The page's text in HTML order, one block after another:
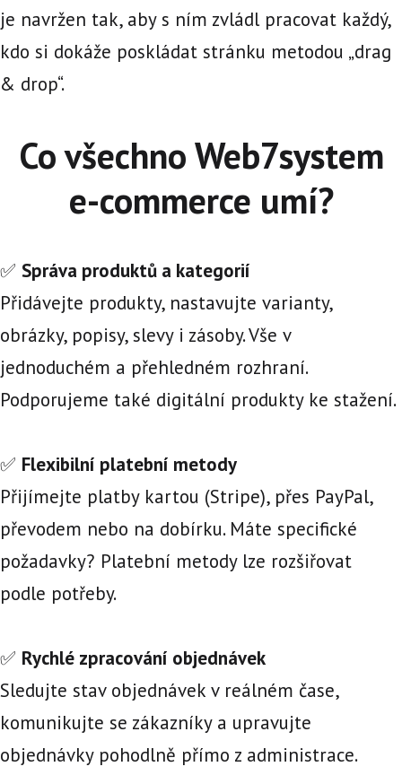
je navržen tak, aby s ním zvládl pracovat každý,
kdo si dokáže poskládat stránku metodou „drag
& drop“.
Co všechno Web7system
e-commerce umí?
✅ Správa produktů a kategorií
Přidávejte produkty, nastavujte varianty,
obrázky, popisy, slevy i zásoby. Vše v
jednoduchém a přehledném rozhraní.
Podporujeme také digitální produkty ke stažení.
✅ Flexibilní platební metody
Přijímejte platby kartou (Stripe), přes PayPal,
převodem nebo na dobírku. Máte specifické
požadavky? Platební metody lze rozšiřovat
podle potřeby.
✅ Rychlé zpracování objednávek
Sledujte stav objednávek v reálném čase,
komunikujte se zákazníky a upravujte
objednávky pohodlně přímo z administrace.